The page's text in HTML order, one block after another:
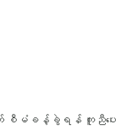
ာက်ရောက် စီမံခန့်ခွဲရန် ကူ